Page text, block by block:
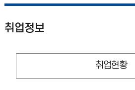
취업정보
취업현황